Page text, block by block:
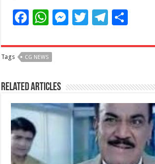
F
c
e
b
o
o
k
W
at
s
A
p
p
M
ss
n
g
e
T
itt
r
T
e
ra
m
ar
Tags CG NEWS
Related Articles